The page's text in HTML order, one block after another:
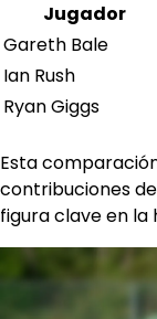
Jugador
Gareth Bale
Ian Rush
Ryan Giggs
Esta
contribuciones
figura clave en la